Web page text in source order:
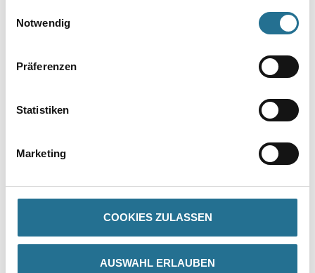
Notwendig
Präferenzen
Statistiken
Marketing
COOKIES ZULASSEN
AUSWAHL ERLAUBEN
PRODUKTEIGENSCHAFTEN
SPEZIFIKATIONEN